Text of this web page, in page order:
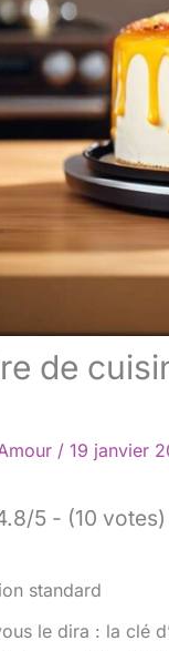
de
/ 19 janvier
5 - (10 votes)
le dira : la clé